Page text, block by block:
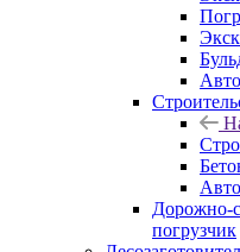
Дорожно-
погрузчик